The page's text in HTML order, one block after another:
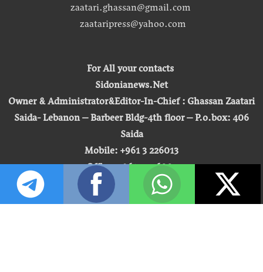
zaatari.ghassan@gmail.com
zaataripress@yahoo.com
For All your contacts
Sidonianews.Net
Owner & Administrator&Editor-In-Chief : Ghassan Zaatari
Saida- Lebanon – Barbeer Bldg-4th floor – P.o.box: 406
Saida
Mobile: +961 3 226013
Office: +961 7 726007
Email:
zaatari.ghassan@gmail.com